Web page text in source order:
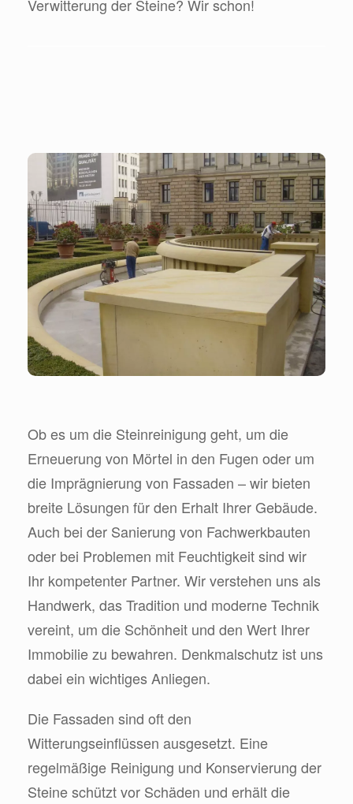
Verwitterung der Steine? Wir schon!
Ob es um die Steinreinigung geht, um die
Erneuerung von Mörtel in den Fugen oder um
die Imprägnierung von Fassaden – wir bieten
breite Lösungen für den Erhalt Ihrer Gebäude.
Auch bei der Sanierung von Fachwerkbauten
oder bei Problemen mit Feuchtigkeit sind wir
Ihr kompetenter Partner. Wir verstehen uns als
Handwerk, das Tradition und moderne Technik
vereint, um die Schönheit und den Wert Ihrer
Immobilie zu bewahren. Denkmalschutz ist uns
dabei ein wichtiges Anliegen.
Die Fassaden sind oft den
Witterungseinflüssen ausgesetzt. Eine
regelmäßige Reinigung und Konservierung der
Steine schützt vor Schäden und erhält die